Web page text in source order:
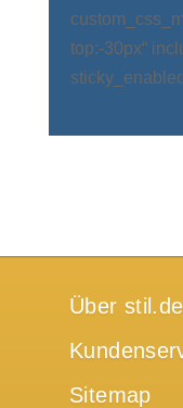
top:-30px“
Über stil.de
Sitemap